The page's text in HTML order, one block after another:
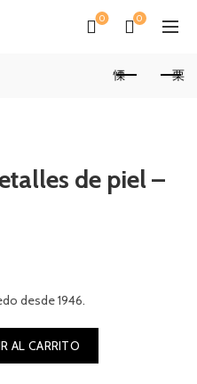
0 0
de piel –
desde 1946.
AL CARRITO